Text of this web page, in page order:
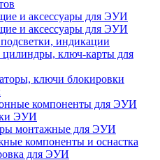
и аксессуары для ЭУИ
и аксессуары для ЭУИ
индикации
ключ-карты для
ключи блокировки
компоненты для ЭУИ
ЭУИ
монтажные для ЭУИ
компоненты и оснастка
для ЭУИ